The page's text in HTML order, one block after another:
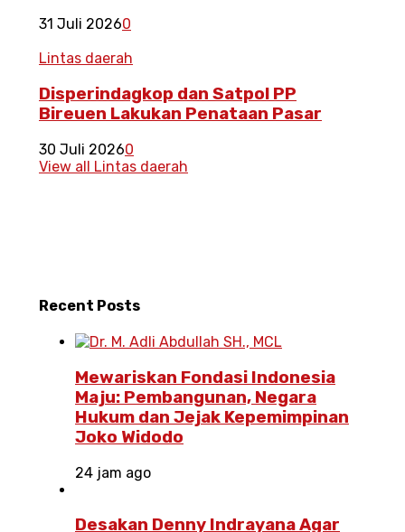
31 Juli 20260
Lintas daerah
Disperindagkop dan Satpol PP
Bireuen Lakukan Penataan Pasar
30 Juli 20260
View all Lintas daerah
Recent Posts
Mewariskan Fondasi Indonesia
Maju: Pembangunan, Negara
Hukum dan Jejak Kepemimpinan
Joko Widodo
24 jam ago
Desakan Denny Indrayana Agar